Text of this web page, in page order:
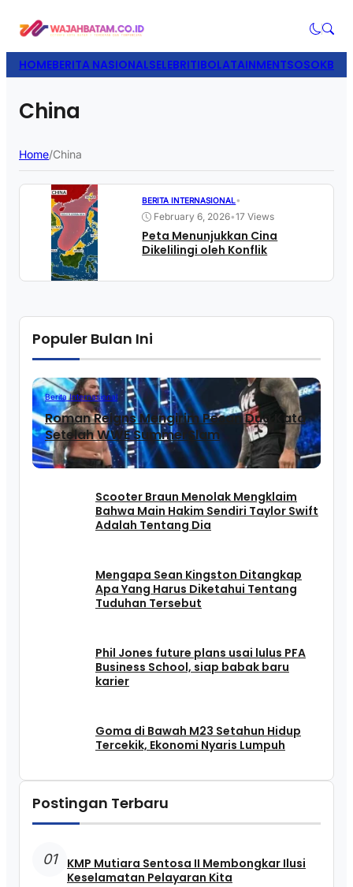
HOMEBERITA NASIONALSELEBRITIBOLATAINMENTSOSOK
China
Home/China
BERITA INTERNASIONAL•
February 6, 2026•17 Views
Peta Menunjukkan Cina
Dikelilingi oleh Konflik
Populer Bulan Ini
Berita Internasional
Roman Reigns Mengirim Pesan Dua Kata
Setelah WWE SummerSlam
Scooter Braun Menolak Mengklaim
Bahwa Main Hakim Sendiri Taylor Swift
Adalah Tentang Dia
Mengapa Sean Kingston Ditangkap
Apa Yang Harus Diketahui Tentang
Tuduhan Tersebut
Phil Jones future plans usai lulus PFA
Business School, siap babak baru
karier
Goma di Bawah M23 Setahun Hidup
Tercekik, Ekonomi Nyaris Lumpuh
Postingan Terbaru
01
KMP Mutiara Sentosa II Membongkar Ilusi
Keselamatan Pelayaran Kita